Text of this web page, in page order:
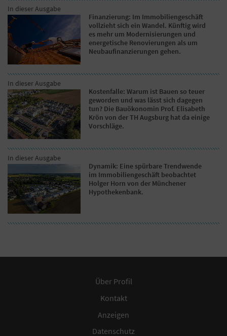
In dieser Ausgabe
Finanzierung: Im Immobiliengeschäft
vollzieht sich ein Wandel. Künftig wird
es mehr um Modernisierungen und
energetische Renovierungen als um
Neubaufinanzierungen gehen.
In dieser Ausgabe
Kostenfalle: Warum ist Bauen so teuer
geworden und was lässt sich dagegen
tun? Die Bauökonomin Prof. Elisabeth
Krön von der TH Augsburg hat da einige
Vorschläge.
In dieser Ausgabe
Dynamik: Eine spürbare Trendwende
im Immobiliengeschäft beobachtet
Holger Horn von der Münchener
Hypothekenbank.
Über Profil
Kontakt
Anzeigen
Datenschutz